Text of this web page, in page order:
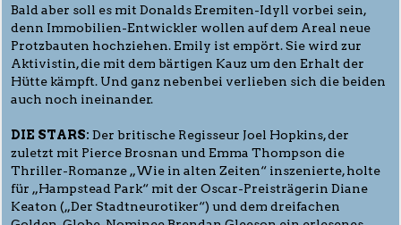
Bald aber soll es mit Donalds Eremiten-Idyll vorbei sein,
denn Immobilien-Entwickler wollen auf dem Areal neue
Protzbauten hochziehen. Emily ist empört. Sie wird zur
Aktivistin, die mit dem bärtigen Kauz um den Erhalt der
Hütte kämpft. Und ganz nebenbei verlieben sich die beiden
auch noch ineinander.
DIE STARS: Der britische Regisseur Joel Hopkins, der
zuletzt mit Pierce Brosnan und Emma Thompson die
Thriller-Romanze „Wie in alten Zeiten“ inszenierte, holte
für „Hampstead Park“ mit der Oscar-Preisträgerin Diane
Keaton („Der Stadtneurotiker“) und dem dreifachen